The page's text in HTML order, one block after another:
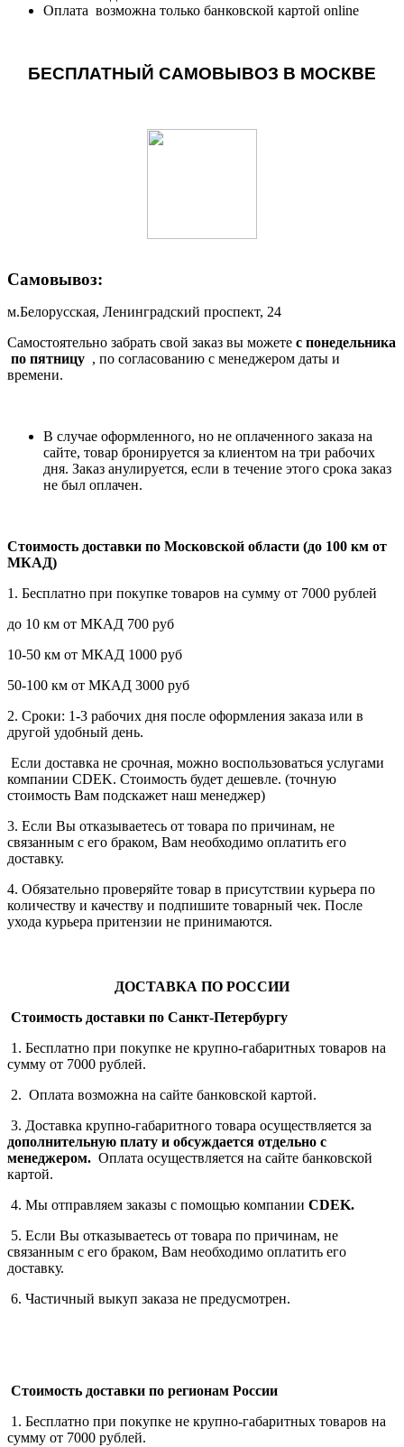
Оплата возможна только банковской картой online
БЕСПЛАТНЫЙ САМОВЫВОЗ В МОСКВЕ
Самовывоз:
м.Белорусская, Ленинградский проспект, 24
Самостоятельно забрать свой заказ вы можете c понедельника
по пятницу , по согласованию с менеджером даты и
времени.
В случае оформленного, но не оплаченного заказа на
сайте, товар бронируется за клиентом на три рабочих
дня. Заказ анулируется, если в течение этого срока заказ
не был оплачен.
Стоимость доставки по Московской области (до 100 км от
МКАД)
1. Бесплатно при покупке товаров на сумму от 7000 рублей
до 10 км от МКАД 700 руб
10-50 км от МКАД 1000 руб
50-100 км от МКАД 3000 руб
2. Сроки: 1-3 рабочих дня после оформления заказа или в
другой удобный день.
Если доставка не срочная, можно воспользоваться услугами
компании СDEK. Стоимость будет дешевле. (точную
стоимость Вам подскажет наш менеджер)
3. Если Вы отказываетесь от товара по причинам, не
связанным с его браком, Вам необходимо оплатить его
доставку.
4. Обязательно проверяйте товар в присутствии курьера по
количеству и качеству и подпишите товарный чек. После
ухода курьера притензии не принимаются.
ДОСТАВКА ПО РОССИИ
Стоимость доставки по Санкт-Петербургу
1. Бесплатно при покупке не крупно-габаритных товаров на
сумму от 7000 рублей.
2. Оплата возможна на сайте банковской картой.
3. Доставка крупно-габаритного товара осуществляется за
дополнительную плату и обсуждается отдельно с
менеджером. Оплата осуществляется на сайте банковской
картой.
4. Мы отправляем заказы с помощью компании СDEK.
5. Если Вы отказываетесь от товара по причинам, не
связанным с его браком, Вам необходимо оплатить его
доставку.
6. Частичный выкуп заказа не предусмотрен.
Стоимость доставки по регионам России
1. Бесплатно при покупке не крупно-габаритных товаров на
сумму от 7000 рублей.